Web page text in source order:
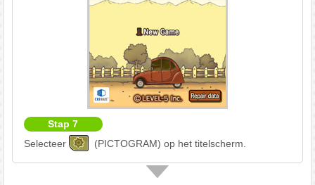
Stap 7
Selecteer
(PICTOGRAM) op het titelscherm.